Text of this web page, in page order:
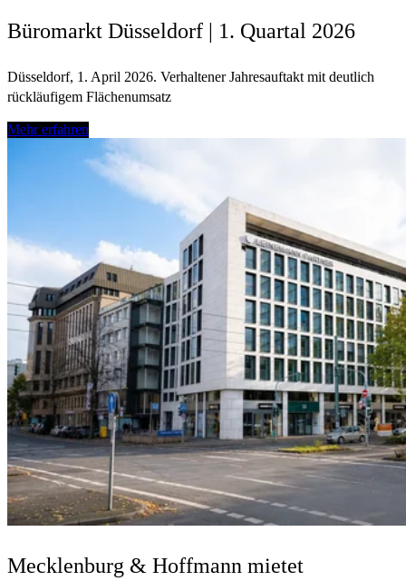
Büromarkt Düsseldorf | 1. Quartal 2026
Düsseldorf, 1. April 2026. Verhaltener Jahresauftakt mit deutlich
rückläufigem Flächenumsatz
Mehr erfahren
Mecklenburg & Hoffmann mietet